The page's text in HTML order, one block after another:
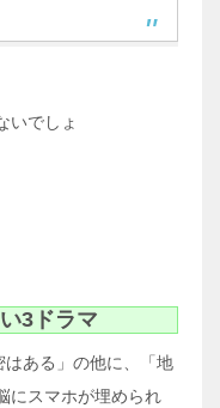
いでしょ
3ドラマ
ある」の他に、「地
にスマホが埋められ